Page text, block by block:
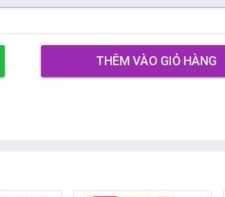
THÊM VÀO GIỎ HÀNG